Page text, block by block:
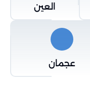
العين
عجمان